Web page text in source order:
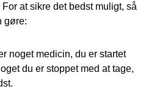
at sikre det bedst muligt, så
gøre:
noget medicin, du er startet
du er stoppet med at tage,